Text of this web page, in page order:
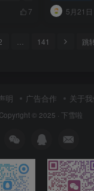
7 5月21
141 跳
明 广告合作 关于
Copyright © 2025 · 下雪啦